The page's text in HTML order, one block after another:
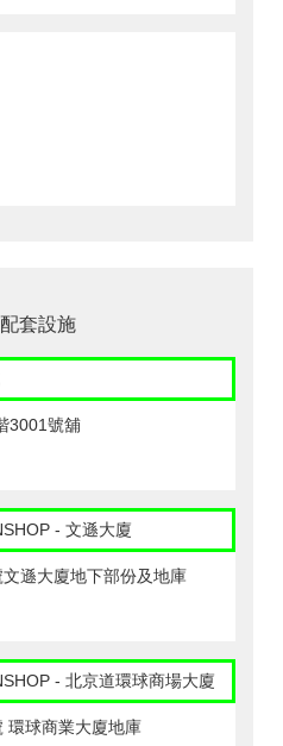
套設施
3001號舖
- 文遜大廈
遜大廈地下部份及地庫
- 北京道環球商場大廈
環球商業大廈地庫